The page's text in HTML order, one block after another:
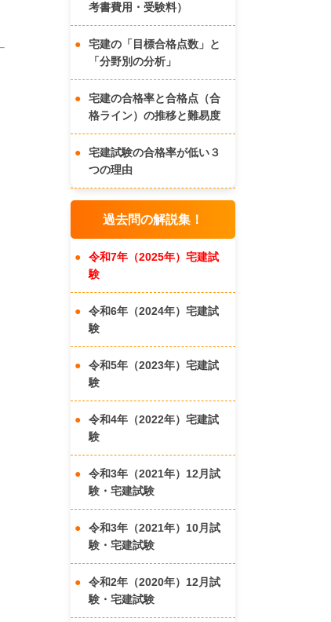
考書費用・受験料）
宅建の「目標合格点数」と
「分野別の分析」
宅建の合格率と合格点（合
格ライン）の推移と難易度
宅建試験の合格率が低い３
つの理由
過去問の解説集！
令和7年（2025年）宅建試
験
令和6年（2024年）宅建試
験
令和5年（2023年）宅建試
験
令和4年（2022年）宅建試
験
令和3年（2021年）12月試
験・宅建試験
令和3年（2021年）10月試
験・宅建試験
令和2年（2020年）12月試
験・宅建試験